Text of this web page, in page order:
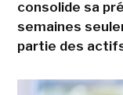
consolide sa
semaines
partie des